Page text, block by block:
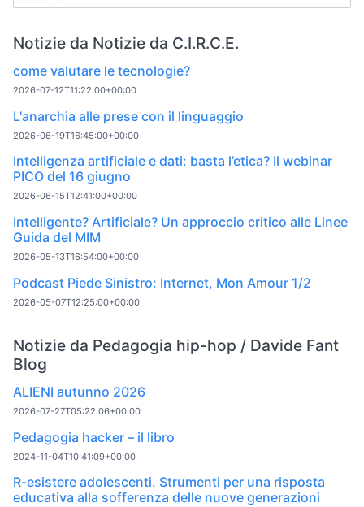
Notizie da Notizie da C.I.R.C.E.
come valutare le tecnologie?
2026-07-12T11:22:00+00:00
L'anarchia alle prese con il linguaggio
2026-06-19T16:45:00+00:00
Intelligenza artificiale e dati: basta l’etica? Il webinar
PICO del 16 giugno
2026-06-15T12:41:00+00:00
Intelligente? Artificiale? Un approccio critico alle Linee
Guida del MIM
2026-05-13T16:54:00+00:00
Podcast Piede Sinistro: Internet, Mon Amour 1/2
2026-05-07T12:25:00+00:00
Notizie da Pedagogia hip-hop / Davide Fant
Blog
ALIENI autunno 2026
2026-07-27T05:22:06+00:00
Pedagogia hacker – il libro
2024-11-04T10:41:09+00:00
R-esistere adolescenti. Strumenti per una risposta
educativa alla sofferenza delle nuove generazioni